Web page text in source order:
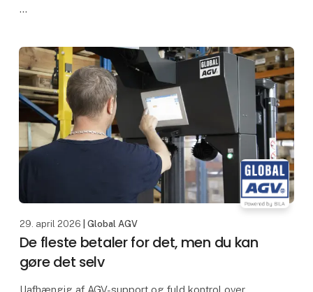
fremtiden? Det gør det
29. april 2026 | Global AGV
De fleste betaler for det, men du kan
gøre det selv